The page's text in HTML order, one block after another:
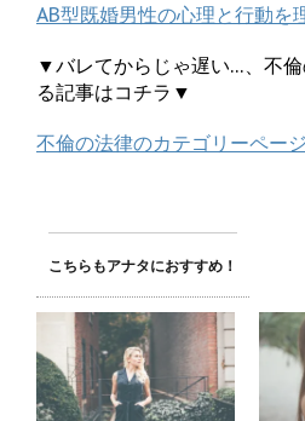
AB型既婚男性の心理と行動を
▼バレてからじゃ遅い…、不
る記事はコチラ▼
不倫の法律のカテゴリーペー
こちらもアナタにおすすめ！